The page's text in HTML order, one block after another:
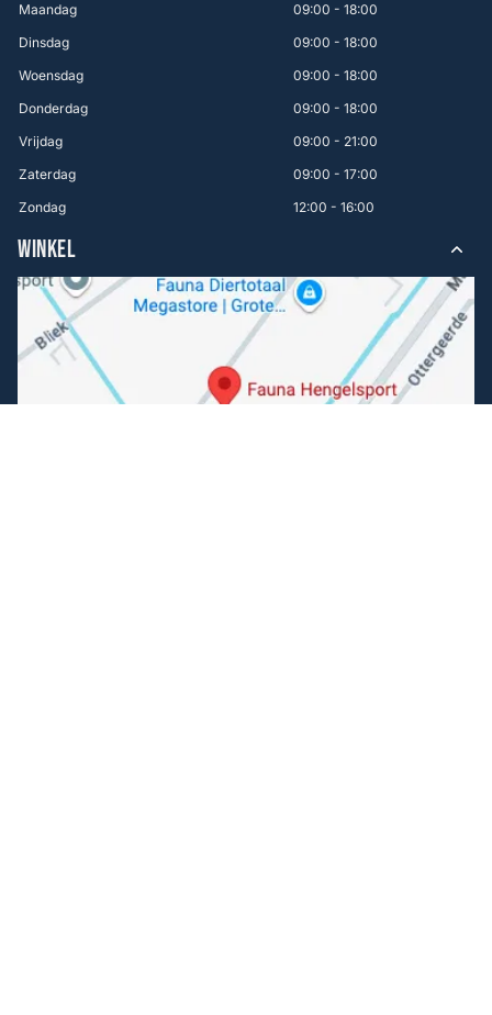
Maandag
09:00 - 18:00
Dinsdag
09:00 - 18:00
Woensdag
09:00 - 18:00
Donderdag
09:00 - 18:00
Vrijdag
09:00 - 21:00
Zaterdag
09:00 - 17:00
Zondag
12:00 - 16:00
WINKEL